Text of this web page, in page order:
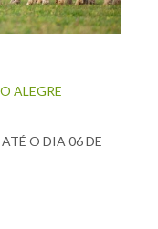
ALEGRE
O DIA 06 DE